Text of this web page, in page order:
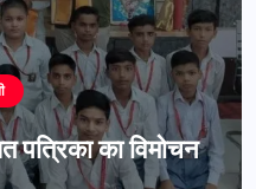
पत्रिका का विमोचन